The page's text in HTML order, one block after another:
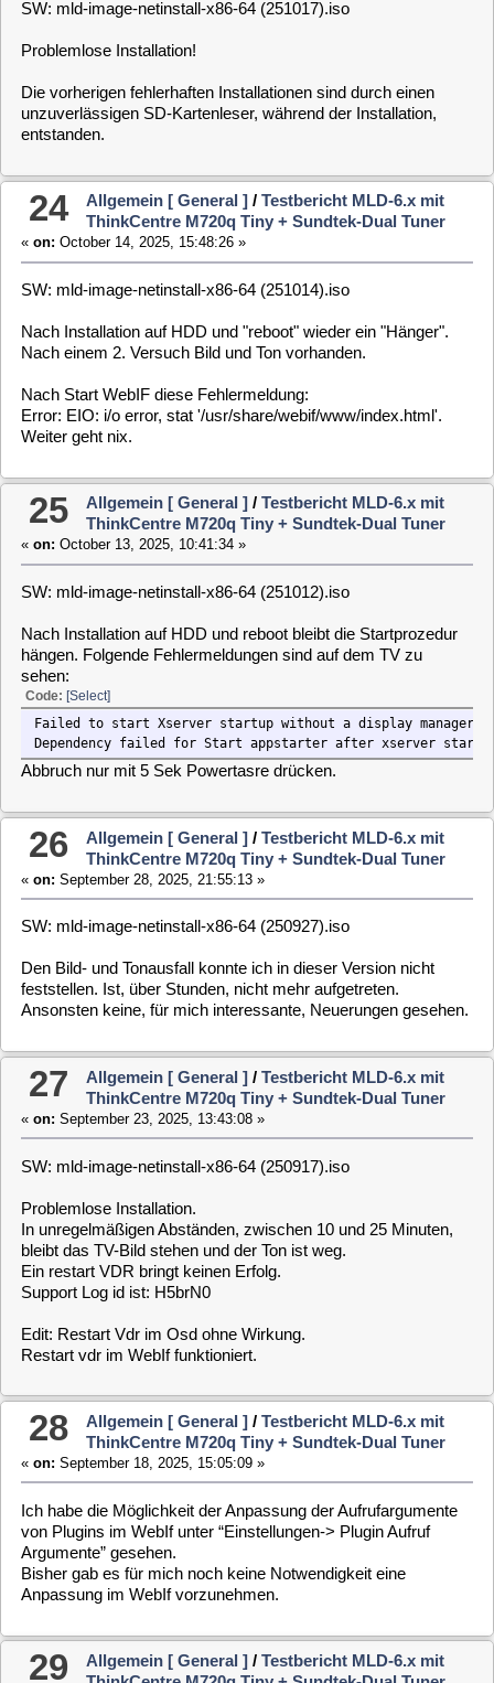
25 Allgemein [ General ]
ThinkCentre M720q Tiny + Sundtek-Dual Tuner
SW: mld-image-netinstall-x86-64 (251012).iso
sehen:
Code:[Select]
Failed to start Xserver startup without a display manager und
Dependency failed for Start appstarter after xserver start.
Abbruch nur mit 5 Sek Powertasre drücken.
26 ThinkCentre M720q Tiny + Sundtek-Dual Tuner
«on:September 28, 2025, 21:55:13 »
SW: mld-image-netinstall-x86-64 (250927).iso
Den Bild- und Tonausfall konnte ich in dieser Version nicht
feststellen. Ist, über Stunden, nicht mehr aufgetreten.
27 Allgemein [ General ]/Testbericht MLD-6.x mit
ThinkCentre M720q Tiny + Sundtek-Dual Tuner
on:September 23, 2025, 13:43:08 »
SW: mld-image-netinstall-x86-64 (250917).iso
Problemlose Installation.
In unregelmäßigen Abständen, zwischen 10 und 25 Minuten,
bleibt das TV-Bild stehen und der Ton ist weg.
Ein restart VDR bringt keinen Erfolg.
Support Log id ist: H5brN0
Edit: Restart Vdr im Osd ohne Wirkung.
Restart vdr im WebIf funktioniert.
28
ThinkCentre M720q Tiny + Sundtek-Dual Tuner
on:September 18, 2025, 15:05:09 »
Ich habe die Möglichkeit der Anpassung der Aufrufargumente
von Plugins im WebIf unter “Einstellungen-> Plugin Aufruf
Bisher gab es für mich noch keine Notwendigkeit eine
29 Allgemein [ General ]/Testbericht MLD-6.x mit
ThinkCentre M720q Tiny + Sundtek-Dual Tuner
SW: mld-image-netinstall-x86-64 (250915).iso
Problemlose Installation.
Ich habe keine, für mich interessanten, Verbesserungen
30 Allgemein [ General ]
ThinkCentre M720q Tiny + Sundtek-Dual Tuner
«on:September 01, 2025, 00:27:50 »
Hallo Claus, ich konnte erst soeben testen.
Die Suche funktioniert wieder. War wohl ein Fehler auf der
Danke, Gruß Gerhard